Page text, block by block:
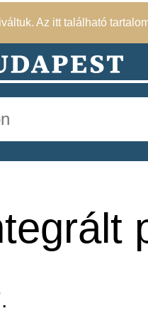
Az itt található